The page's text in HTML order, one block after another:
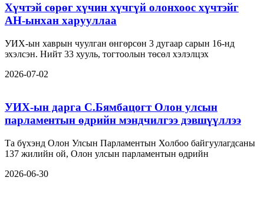
Хүчтэй сөрөг хүчин хүчгүй олонхоос хүчтэйг
АН-ынхан харууллаа
УИХ-ын хаврын чуулган өнгөрсөн 3 дугаар сарын 16-нд
эхэлсэн. Нийт 33 хууль, тогтоолын төсөл хэлэлцэх
2026-07-02
УИХ-ын дарга С.Бямбацогт Олон улсын
парламентын өдрийн мэндчилгээ дэвшүүллээ
Та бүхэнд Олон Улсын Парламентын Холбоо байгуулагдсаны
137 жилийн ой, Олон улсын парламентын өдрийн
2026-06-30